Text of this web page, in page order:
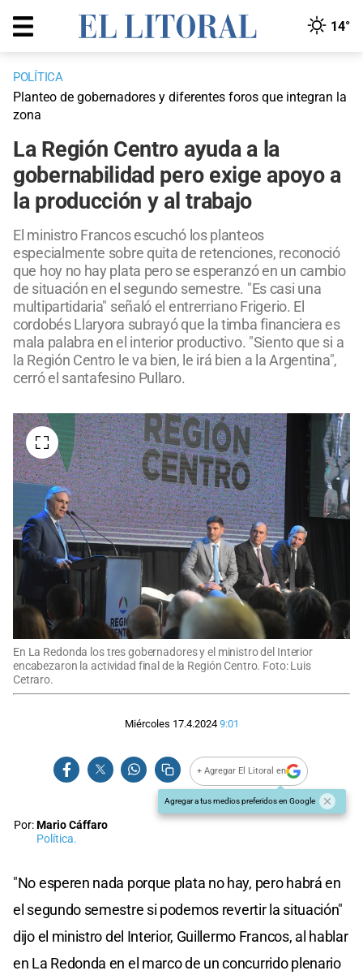
14°
POLÍTICA
Planteo de gobernadores y diferentes foros que integran la
zona
La Región Centro ayuda a la
gobernabilidad pero exige apoyo a
la producción y al trabajo
El ministro Francos escuchó los planteos
especialmente sobre quita de retenciones, reconoció
que hoy no hay plata pero se esperanzó en un cambio
de situación en el segundo semestre. "Es casi una
multipartidaria" señaló el entrerriano Frigerio. El
cordobés Llaryora subrayó que la timba financiera es
mala palabra en el interior productivo. "Siento que si a
la Región Centro le va bien, le irá bien a la Argentina",
cerró el santafesino Pullaro.
En La Redonda los tres gobernadores y el ministro del Interior
encabezaron la actividad final de la Región Centro. Foto: Luis
Cetraro.
Miércoles 17.4.2024 9:01
+ Agregar El Litoral en
Agregar a tus medios preferidos en Google
Por:Mario Cáffaro
Política.
"No esperen nada porque plata no hay, pero habrá en
el segundo semestre si podemos revertir la situación"
dijo el ministro del Interior, Guillermo Francos, al hablar
en La Redonda en el marco de un concurrido plenario